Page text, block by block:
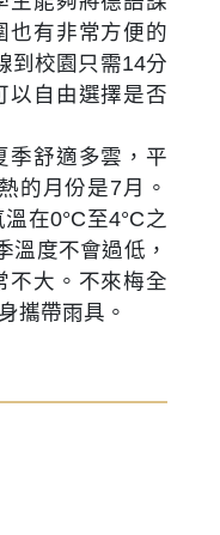
也有非常方便的
到校園只需14分
以自由選擇是否
季舒適多雲，平
的月份是7月。
在0°C至4°C之
溫度不會過低，
不大。不來梅全
攜帶雨具。